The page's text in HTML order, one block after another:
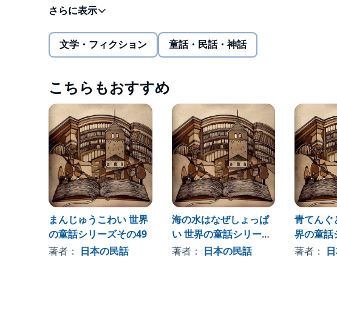
bird project
文学・フィクション 童話・民話・神話
こちらもおすすめ
まんじゅうこわい 世界
の童話シリーズその49
著者： 日本の民話
海の水はなぜしょっぱ
い 世界の童話シリーズ
その104
著者： 日本の民話
青てんぐ
界の童話
281
著者：